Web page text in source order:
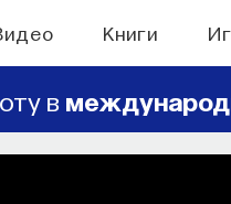
Книги
в